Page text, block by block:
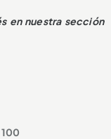
en nuestra sección
100